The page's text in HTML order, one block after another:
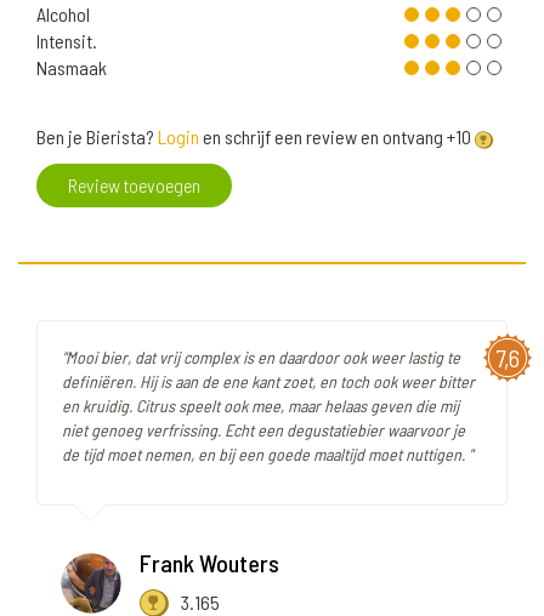
Alcohol
Intensit.
Nasmaak
Ben je Bierista? Login en schrijf een review en ontvang +10
Review toevoegen
7,6
"Mooi bier, dat vrij complex is en daardoor ook weer lastig te
definiëren. Hij is aan de ene kant zoet, en toch ook weer bitter
en kruidig. Citrus speelt ook mee, maar helaas geven die mij
niet genoeg verfrissing. Echt een degustatiebier waarvoor je
de tijd moet nemen, en bij een goede maaltijd moet nuttigen. "
Frank Wouters
3.165